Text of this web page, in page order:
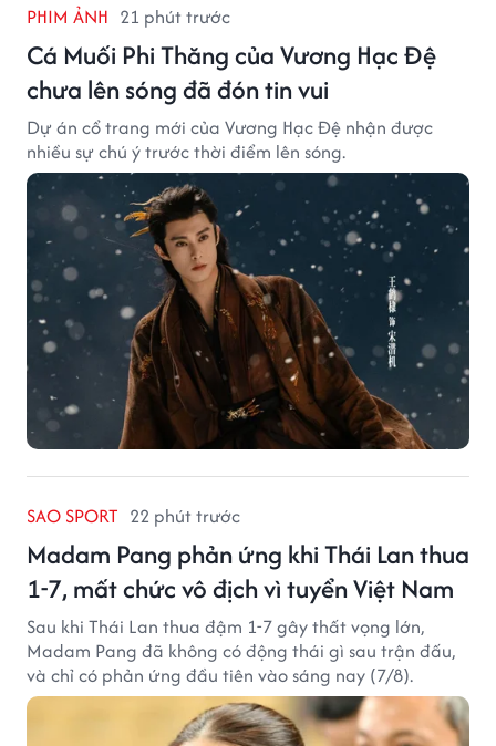
PHIM ẢNH 21 phút trước
Cá Muối Phi Thăng của Vương Hạc Đệ
chưa lên sóng đã đón tin vui
Dự án cổ trang mới của Vương Hạc Đệ nhận được
nhiều sự chú ý trước thời điểm lên sóng.
SAO SPORT 22 phút trước
Madam Pang phản ứng khi Thái Lan thua
1-7, mất chức vô địch vì tuyển Việt Nam
Sau khi Thái Lan thua đậm 1-7 gây thất vọng lớn,
Madam Pang đã không có động thái gì sau trận đấu,
và chỉ có phản ứng đầu tiên vào sáng nay (7/8).